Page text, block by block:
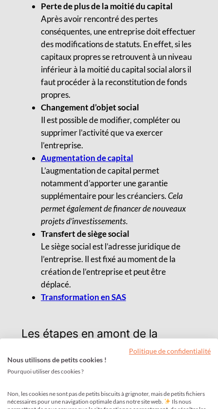
Perte de plus de la moitié du capital
Après avoir rencontré des pertes
conséquentes, une entreprise doit effectuer
des modifications de statuts. En effet, si les
capitaux propres se retrouvent à un niveau
inférieur à la moitié du capital social alors il
faut procéder à la reconstitution de fonds
propres.
Changement d’objet social
Il est possible de modifier, compléter ou
supprimer l’activité que va exercer
l’entreprise.
Augmentation de capital
L’augmentation de capital permet
notamment d’apporter une garantie
supplémentaire pour les créanciers.Cela
permet également de financer de nouveaux
projets d’investissements.
Transfert de siège social
Le siège social est l’adresse juridique de
l’entreprise. Il est fixé au moment de la
création de l’entreprise et peut être
déplacé.
Transformation en SAS
Les étapes en amont de la
modification de société
Convocation d’une assemblée générale
extraordinaire
Afin d’obtenir les accords nécessaires de
tous les associés. Dans le cas d’une SAS, se
Politique de confidentialité
Nous utilisons de petits cookies !
Pourquoi utiliser des cookies ?
Non, les cookies ne sont pas de petits biscuits à grignoter, mais de petits fichiers
nécessaires pour une navigation optimale dans notre site web.
Ils nous